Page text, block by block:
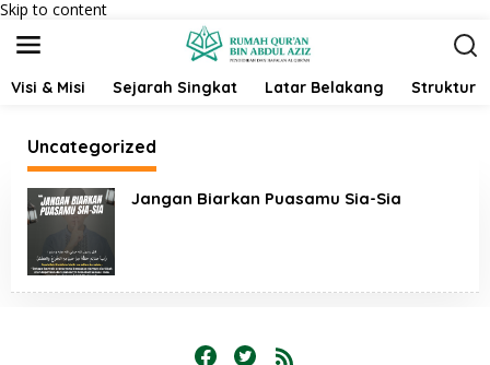
Skip to content
Visi & Misi Sejarah Singkat Latar Belakang Struktur
Uncategorized
Jangan Biarkan Puasamu Sia-Sia